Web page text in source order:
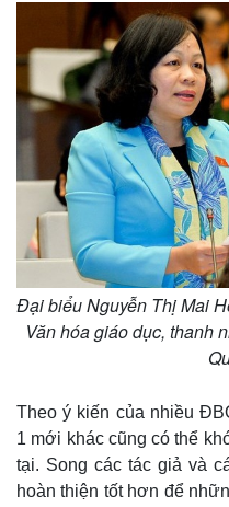
Đại biểu Nguyễn Thị Mai
Văn hóa giáo dục, thanh
Theo ý kiến của nhiều
1 mới khác cũng có thể
tại. Song các tác giả và
hoàn thiện tốt hơn để